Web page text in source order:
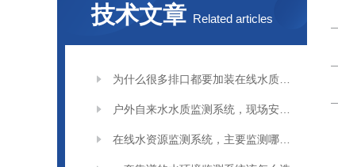
技术文章 Related articles